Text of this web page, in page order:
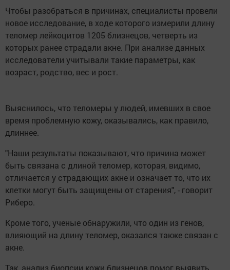
Чтобы разобраться в причинах, специалисты провели
новое исследование, в ходе которого измерили длину
теломер лейкоцитов 1205 близнецов, четверть из
которых ранее страдали акне. При анализе данных
исследователи учитывали такие параметры, как
возраст, родство, вес и рост.
Выяснилось, что теломеры у людей, имевших в свое
время проблемную кожу, оказывались, как правило,
длиннее.
"Наши результаты показывают, что причина может
быть связана с длиной теломер, которая, видимо,
отличается у страдающих акне и означает то, что их
клетки могут быть защищены от старения", - говорит
Риберо.
Кроме того, ученые обнаружили, что один из генов,
влияющий на длину теломер, оказался также связан с
акне.
Так, анализ биопсии кожи близнецов помог выявить